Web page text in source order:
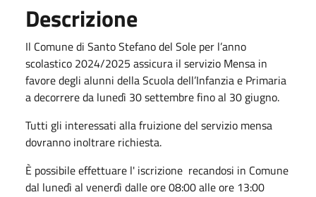
Descrizione
Il Comune di Santo Stefano del Sole per l’anno
scolastico 2024/2025 assicura il servizio Mensa in
favore degli alunni della Scuola dell’Infanzia e Primaria
a decorrere da lunedì 30 settembre fino al 30 giugno.
Tutti gli interessati alla fruizione del servizio mensa
dovranno inoltrare richiesta.
È possibile effettuare l' iscrizione recandosi in Comune
dal lunedì al venerdì dalle ore 08:00 alle ore 13:00